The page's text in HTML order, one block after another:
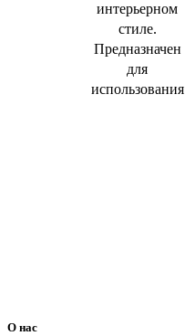
интерьерном
стиле.
Предназначен
для
использования
О нас